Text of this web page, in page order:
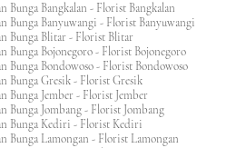
Bunga Bangkalan - Florist Bangkalan
Bunga Banyuwangi - Florist Banyuwangi
Bunga Blitar - Florist Blitar
Bunga Bojonegoro - Florist Bojonegoro
Bunga Bondowoso - Florist Bondowoso
Bunga Gresik - Florist Gresik
Bunga Jember - Florist Jember
Bunga Jombang - Florist Jombang
Bunga Kediri - Florist Kediri
Bunga Lamongan - Florist Lamongan